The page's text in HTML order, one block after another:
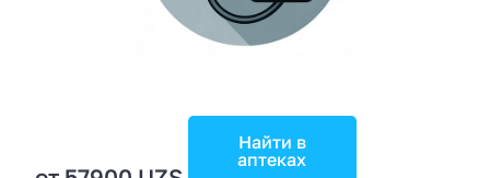
Найти в
аптеках